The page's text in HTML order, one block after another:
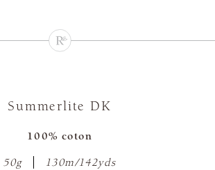
Summerlite DK
100% coton
50g 130m/142yds